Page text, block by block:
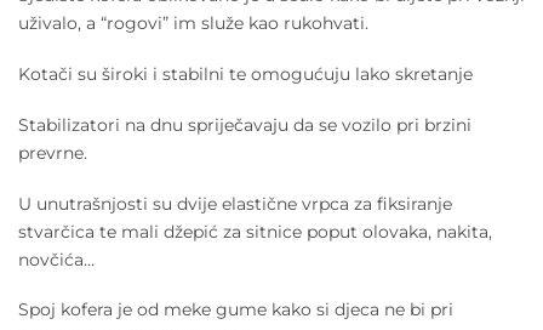
uživalo, a “rogovi” im služe kao rukohvati.
Kotači su široki i stabilni te omogućuju lako skretanje
Stabilizatori na dnu spriječavaju da se vozilo pri brzini
prevrne.
U unutrašnjosti su dvije elastične vrpca za fiksiranje
stvarčica te mali džepić za sitnice poput olovaka, nakita,
novčića…
Spoj kofera je od meke gume kako si djeca ne bi pri